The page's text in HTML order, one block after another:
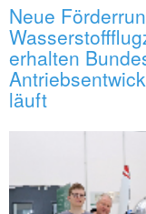
Neue
erhalten
läuft